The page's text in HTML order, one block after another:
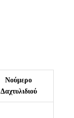
Νούμερο
Δαχτυλιδιού